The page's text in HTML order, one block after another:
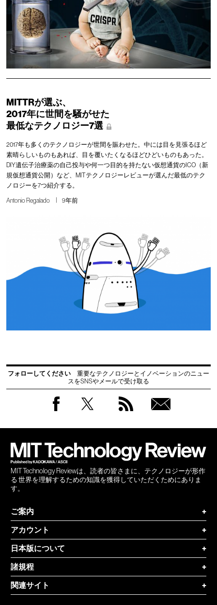
MITTRが選ぶ、
2017年に世間を騒がせた
最低なテクノロジー7選
2017年も多くのテクノロジーが世間を賑わせた。中には目を見張るほど
素晴らしいものもあれば、目を覆いたくなるほどひどいものもあった。
DIY遺伝子治療薬の自己投与や何一つ目的を持たない仮想通貨のICO（新
規仮想通貨公開）など、MITテクノロジーレビューが選んだ最低のテク
ノロジーを7つ紹介する。
Antonio Regalado 9年前
フォローしてください
重要なテクノロジーとイノベーションのニュー
スをSNSやメールで受け取る
MIT Technology Reviewは、読者の皆さまに、テクノロジーが形作
る 世界を理解するための知識を獲得していただくためにありま
す。
ご案内
+
アカウント
+
日本版について
+
諸規程
+
関連サイト
+